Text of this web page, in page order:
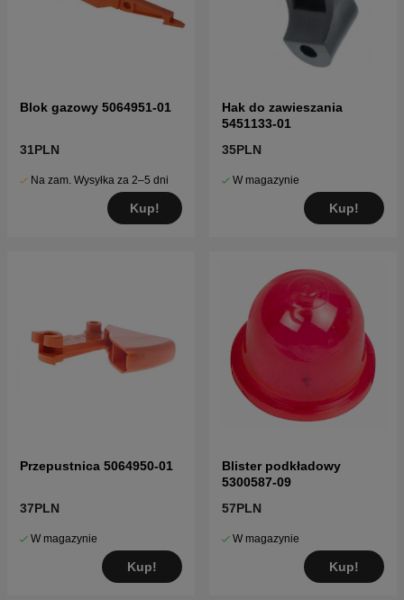
Blok gazowy 5064951-01
31PLN
Na zam. Wysyłka za 2–5 dni
Kup!
Hak do zawieszania
5451133-01
35PLN
W magazynie
Kup!
Przepustnica 5064950-01
37PLN
W magazynie
Kup!
Blister podkładowy
5300587-09
57PLN
W magazynie
Kup!